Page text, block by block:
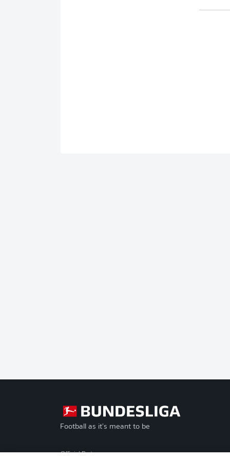
Football as it's meant to be
Official Partners